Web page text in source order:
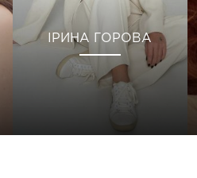
ІРИНА ГОРОВА